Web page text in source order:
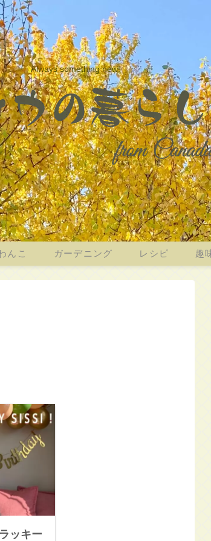
Always something new!
んこ ガーデニング レシピ 趣
ッキー